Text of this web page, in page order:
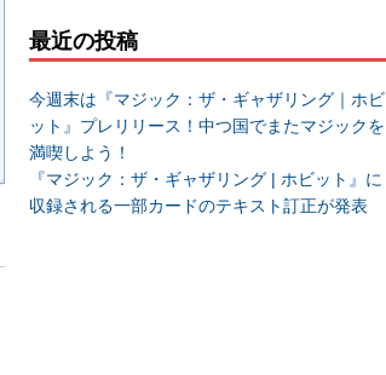
最近の投稿
今週末は『マジック：ザ・ギャザリング｜ホビ
ット』プレリリース！中つ国でまたマジックを
満喫しよう！
『マジック：ザ・ギャザリング | ホビット』に
収録される一部カードのテキスト訂正が発表